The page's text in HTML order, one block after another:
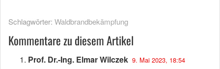
Schlagwörter: Waldbrandbekämpfung
Kommentare zu diesem Artikel
Prof. Dr.-Ing. Elmar Wilczek 9. Mai 2023, 18:54